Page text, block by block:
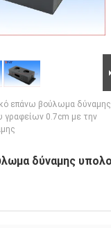
επάνω βούλωμα δύναμης
γραφείων 0.7cm με την
δύναμης